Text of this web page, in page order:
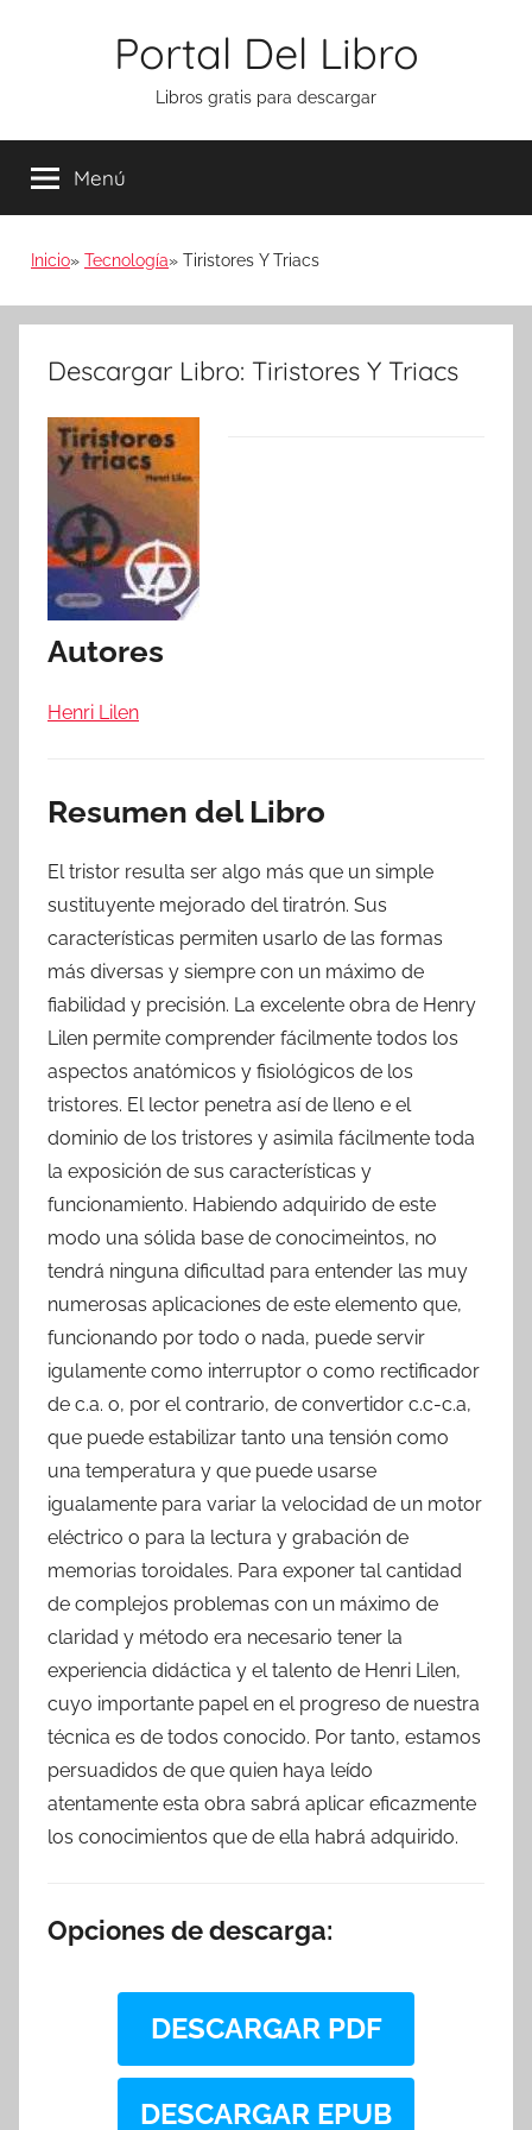
Portal Del Libro
Libros gratis para descargar
Menú
Inicio Tecnología Tiristores Y Triacs
Descargar Libro: Tiristores Y Triacs
Autores
Henri Lilen
Resumen del Libro
El tristor resulta ser algo más que un simple
sustituyente mejorado del tiratrón. Sus
características permiten usarlo de las formas
más diversas y siempre con un máximo de
fiabilidad y precisión. La excelente obra de Henry
Lilen permite comprender fácilmente todos los
aspectos anatómicos y fisiológicos de los
tristores. El lector penetra así de lleno e el
dominio de los tristores y asimila fácilmente toda
la exposición de sus características y
funcionamiento. Habiendo adquirido de este
modo una sólida base de conocimeintos, no
tendrá ninguna dificultad para entender las muy
numerosas aplicaciones de este elemento que,
funcionando por todo o nada, puede servir
igulamente como interruptor o como rectificador
de c.a. o, por el contrario, de convertidor c.c-c.a,
que puede estabilizar tanto una tensión como
una temperatura y que puede usarse
igualamente para variar la velocidad de un motor
eléctrico o para la lectura y grabación de
memorias toroidales. Para exponer tal cantidad
de complejos problemas con un máximo de
claridad y método era necesario tener la
experiencia didáctica y el talento de Henri Lilen,
cuyo importante papel en el progreso de nuestra
técnica es de todos conocido. Por tanto, estamos
persuadidos de que quien haya leído
atentamente esta obra sabrá aplicar eficazmente
los conocimientos que de ella habrá adquirido.
Opciones de descarga:
DESCARGAR PDF
DESCARGAR EPUB